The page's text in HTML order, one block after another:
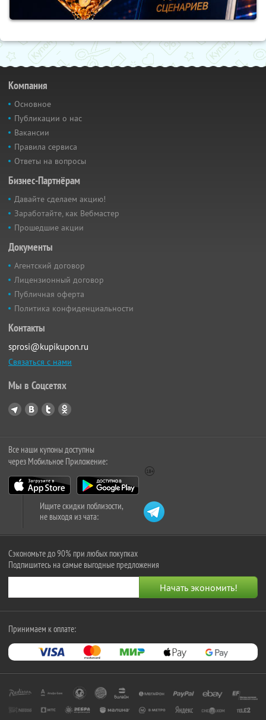
Компания
Основное
Публикации о нас
Вакансии
Правила сервиса
Ответы на вопросы
Бизнес-Партнёрам
Давайте сделаем акцию!
Заработайте, как Вебмастер
Прошедшие акции
Документы
Агентский договор
Лицензионный договор
Публичная оферта
Политика конфиденциальности
Контакты
sprosi@kupikupon.ru
Связаться с нами
Мы в Соцсетях
Все наши купоны доступны
через Мобильное Приложение:
Ищите скидки поблизости,
не выходя из чата:
Сэкономьте до 90% при любых покупках
Подпишитесь на самые выгодные предложения
Принимаем к оплате: